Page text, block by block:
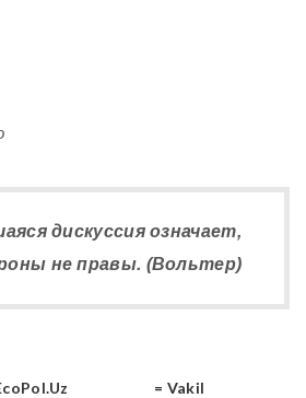
дискуссия означает,
не правы. (Вольтер)
= Vakil